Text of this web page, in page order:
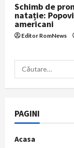
Schimb de
natație:
americani
Editor RomNews
Caută
după:
PAGINI
Acasa